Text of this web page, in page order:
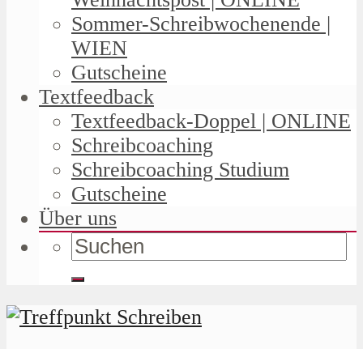
Sommer-Schreibwochenende |
WIEN
Gutscheine
Textfeedback
Textfeedback-Doppel | ONLINE
Schreibcoaching
Schreibcoaching Studium
Gutscheine
Über uns